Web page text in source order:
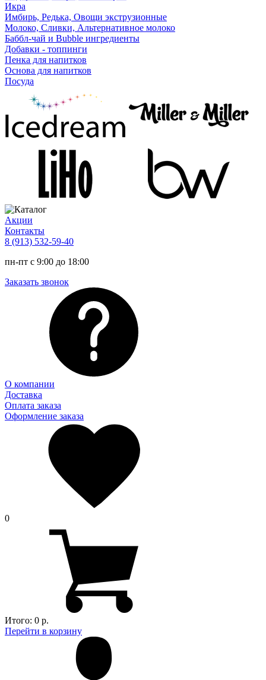
Икра
Имбирь, Редька, Овощи экструзионные
Молоко, Сливки, Альтернативное молоко
Баббл-чай и Bubble ингредиенты
Добавки - топпинги
Пенка для напитков
Основа для напитков
Посуда
Акции
Контакты
8 (913) 532-59-40
пн-пт с 9:00 до 18:00
Заказать звонок
О компании
Доставка
Оплата заказа
Оформление заказа
0
Итого: 0 р.
Перейти в корзину